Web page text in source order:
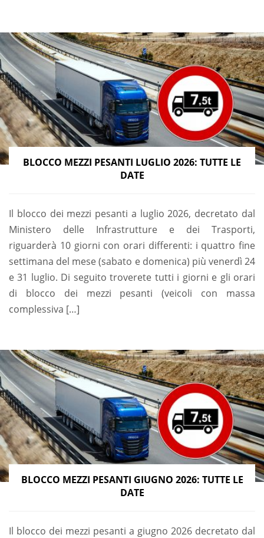
BLOCCO MEZZI PESANTI LUGLIO 2026: TUTTE LE
DATE
Il blocco dei mezzi pesanti a luglio 2026, decretato dal
Ministero delle Infrastrutture e dei Trasporti,
riguarderà 10 giorni con orari differenti: i quattro fine
settimana del mese (sabato e domenica) più venerdì 24
e 31 luglio. Di seguito troverete tutti i giorni e gli orari
di blocco dei mezzi pesanti (veicoli con massa
complessiva […]
BLOCCO MEZZI PESANTI GIUGNO 2026: TUTTE LE
DATE
Il blocco dei mezzi pesanti a giugno 2026 decretato dal